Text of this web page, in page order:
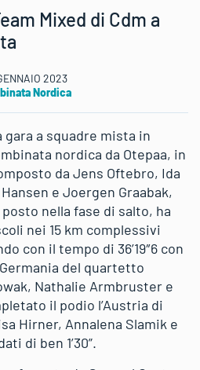
Mixed di Cdm a
2023
Nordica
a squadre mista in
nordica da Otepaa, in
da Jens Oftebro, Ida
e Joergen Graabak,
nella fase di salto, ha
nei 15 km complessivi
con il tempo di 36’19″6 con
del quartetto
Nathalie Armbruster e
il podio l’Austria di
Hirner, Annalena Slamik e
di ben 1’30”.